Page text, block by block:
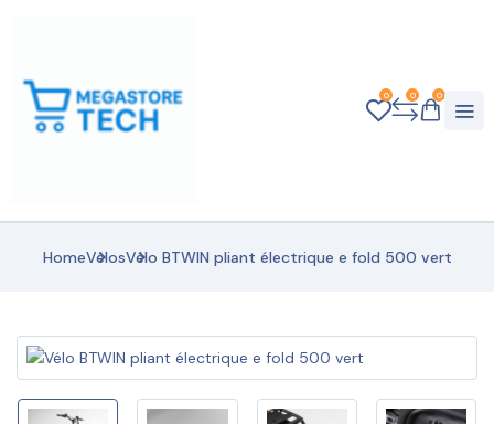
0 0 0
HomeVélosVélo BTWIN pliant électrique e fold 500 vert